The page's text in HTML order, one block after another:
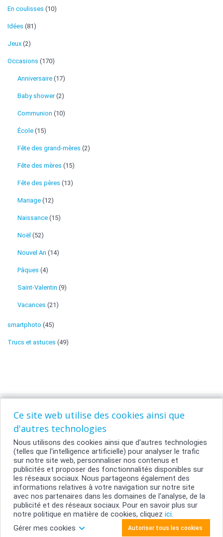
Ce site web utilise des cookies ainsi que
d'autres technologies
Nous utilisons des cookies ainsi que d'autres technologies
(telles que l'intelligence artificielle) pour analyser le trafic
sur notre site web, personnaliser nos contenus et
publicités et proposer des fonctionnalités disponibles sur
les réseaux sociaux. Nous partageons également des
informations relatives à votre navigation sur notre site
avec nos partenaires dans les domaines de l'analyse, de la
publicité et des réseaux sociaux. Pour en savoir plus sur
notre politique en matière de cookies, cliquez ici.
Gérer mes cookies
Autoriser tous les cookies
En coulisses (10)
Idées (81)
Jeux (2)
Occasions (170)
Anniversaire (17)
Baby shower(2)
Communion (10)
École (15)
Fête des grand-mères (2)
Fête des mères (15)
Fête des pères (13)
Mariage (12)
Naissance (15)
Noël (52)
Nouvel An (14)
Pâques (4)
Saint-Valentin (9)
Vacances (21)
smartphoto (45)
Trucs et astuces (49)
Contact
Conditions Générales
Vie Privée